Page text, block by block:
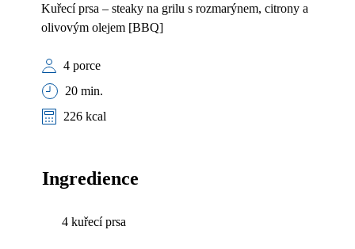
Kuřecí prsa – steaky na grilu s rozmarýnem, citrony a
olivovým olejem [BBQ]
4 porce
20 min.
226 kcal
Ingredience
4 kuřecí prsa